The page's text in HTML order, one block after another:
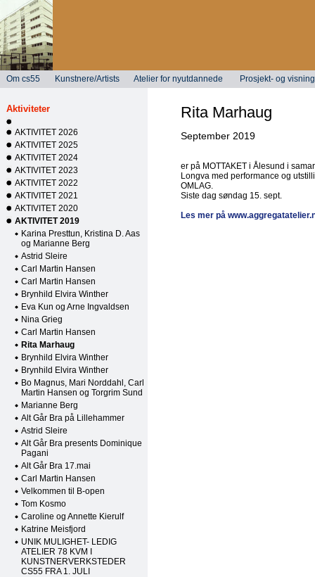
Om cs55 Kunstnere/Artists Atelier for nyutdannede Prosjekt- og
Aktiviteter
AKTIVITET 2026
AKTIVITET 2025
AKTIVITET 2024
AKTIVITET 2023
AKTIVITET 2022
AKTIVITET 2021
AKTIVITET 2020
AKTIVITET 2019
Karina Presttun, Kristina D. Aas
og Marianne Berg
Astrid Sleire
Carl Martin Hansen
Carl Martin Hansen
Brynhild Elvira Winther
Eva Kun og Arne Ingvaldsen
Nina Grieg
Carl Martin Hansen
Rita Marhaug
Brynhild Elvira Winther
Brynhild Elvira Winther
Bo Magnus, Mari Norddahl, Carl
Martin Hansen og Torgrim Sund
Marianne Berg
Alt Går Bra på Lillehammer
Astrid Sleire
Alt Går Bra presents Dominique
Pagani
Alt Går Bra 17.mai
Carl Martin Hansen
Velkommen til B-open
Tom Kosmo
Caroline og Annette Kierulf
Katrine Meisfjord
UNIK MULIGHET- LEDIG
ATELIER 78 KVM I
KUNSTNERVERKSTEDER
CS55 FRA 1. JULI
Rita Marhaug
September 2019
er på MOTTAKET i Ålesund i
Longva med performance og
OMLAG.
Siste dag søndag 15. sept.
Les mer på